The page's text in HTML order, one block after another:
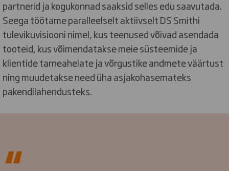
partnerid ja kogukonnad saaksid selles edu saavutada.
Seega töötame paralleelselt aktiivselt DS Smithi
tulevikuvisiooni nimel, kus teenused võivad asendada
tooteid, kus võimendatakse meie süsteemide ja
klientide tarneahelate ja võrgustike andmete väärtust
ning muudetakse need üha asjakohasemateks
pakendilahendusteks.